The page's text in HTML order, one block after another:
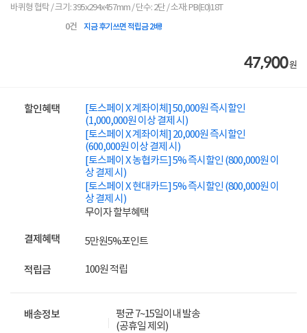
바퀴형 협탁 / 크기: 395x294x457mm / 단수: 2단 / 소재: PB(E0)18T
0건 지금 후기쓰면 적립금 2배!
47,900원
할인혜택
[토스페이 X 계좌이체] 50,000원 즉시할인
(1,000,000원 이상 결제 시)
[토스페이 X 계좌이체] 20,000원 즉시할인
(600,000원 이상 결제 시)
[토스페이 X 농협카드] 5% 즉시할인 (800,000원 이
상 결제 시)
[토스페이 X 현대카드] 5% 즉시할인 (800,000원 이
상 결제 시)
무이자 할부혜택
결제혜택 5만원5%포인트
적립금 100원 적립
배송정보
평균 7~15일이내 발송
(공휴일 제외)